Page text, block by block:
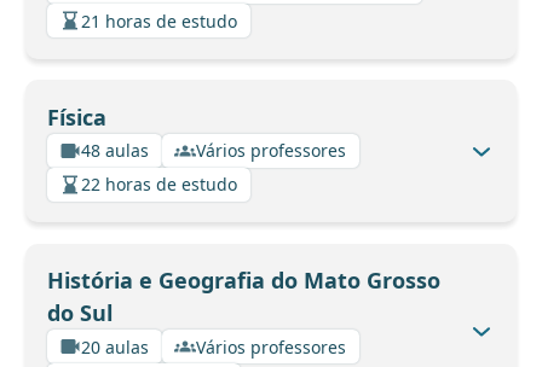
21 horas de estudo
Física
48 aulas
Vários professores
22 horas de estudo
História e Geografia do Mato Grosso
do Sul
20 aulas
Vários professores